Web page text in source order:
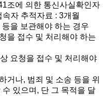
조에의한통신사실확인자
자추적자료:3개월
을보관해야하는경우
을접수및처리해야하는
요청을접수및처리해야
거나,범죄및소송등을위
수있으며,단그목적을달